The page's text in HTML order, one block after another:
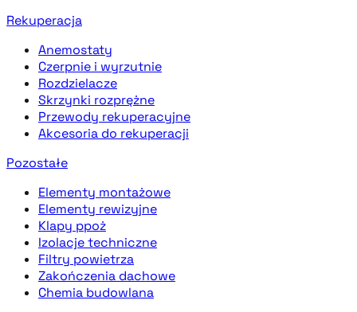
Rekuperacja
Anemostaty
Czerpnie i wyrzutnie
Rozdzielacze
Skrzynki rozprężne
Przewody rekuperacyjne
Akcesoria do rekuperacji
Pozostałe
Elementy montażowe
Elementy rewizyjne
Klapy ppoż
Izolacje techniczne
Filtry powietrza
Zakończenia dachowe
Chemia budowlana